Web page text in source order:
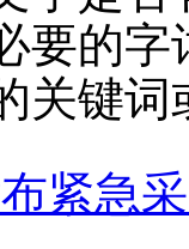
要的字
关键
紧急